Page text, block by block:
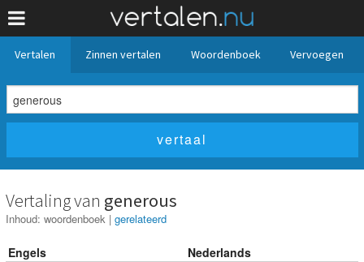
Vertalen Zinnen vertalen Woordenboek Vervoegen
Vertaling van generous
Inhoud: woordenboek | gerelateerd
Engels
Nederlands